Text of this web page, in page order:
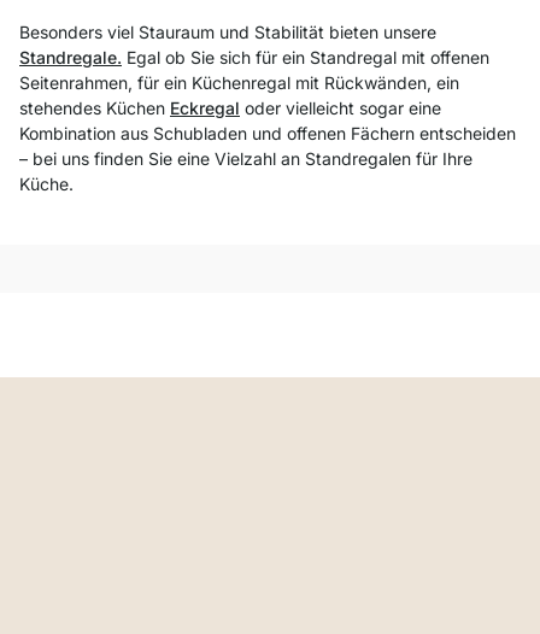
Besonders viel Stauraum und Stabilität bieten unsere
Standregale. Egal ob Sie sich für ein Standregal mit offenen
Seitenrahmen, für ein Küchenregal mit Rückwänden, ein
stehendes Küchen Eckregal oder vielleicht sogar eine
Kombination aus Schubladen und offenen Fächern entscheiden
– bei uns finden Sie eine Vielzahl an Standregalen für Ihre
Küche.